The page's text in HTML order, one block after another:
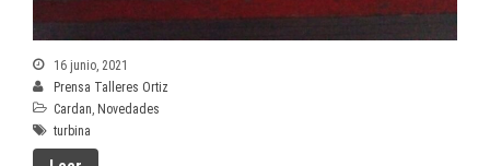
16 junio, 2021
Prensa Talleres Ortiz
Cardan Novedades
turbina